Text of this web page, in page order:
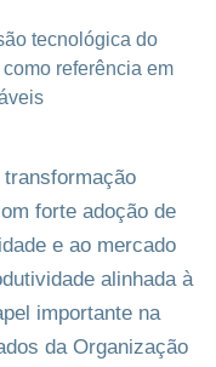
forte adoção de
e ao mercado
alinhada à
importante na
da Organização